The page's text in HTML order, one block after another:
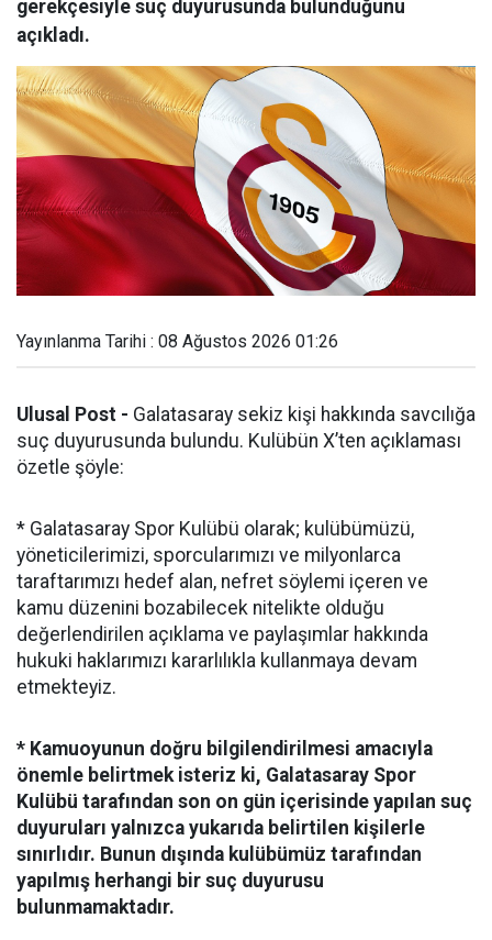
gerekçesiyle suç duyurusunda bulunduğunu
açıkladı.
Yayınlanma Tarihi : 08 Ağustos 2026 01:26
Ulusal Post - Galatasaray sekiz kişi hakkında savcılığa
suç duyurusunda bulundu. Kulübün X’ten açıklaması
özetle şöyle:
* Galatasaray Spor Kulübü olarak; kulübümüzü,
yöneticilerimizi, sporcularımızı ve milyonlarca
taraftarımızı hedef alan, nefret söylemi içeren ve
kamu düzenini bozabilecek nitelikte olduğu
değerlendirilen açıklama ve paylaşımlar hakkında
hukuki haklarımızı kararlılıkla kullanmaya devam
etmekteyiz.
* Kamuoyunun doğru bilgilendirilmesi amacıyla
önemle belirtmek isteriz ki, Galatasaray Spor
Kulübü tarafından son on gün içerisinde yapılan suç
duyuruları yalnızca yukarıda belirtilen kişilerle
sınırlıdır. Bunun dışında kulübümüz tarafından
yapılmış herhangi bir suç duyurusu
bulunmamaktadır.